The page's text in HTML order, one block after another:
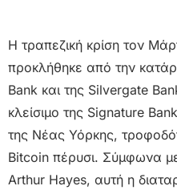
Η τραπεζική κρίση τον
προκλήθηκε από την
Bank και της Silvergate
κλείσιμο της Signature
της Νέας Υόρκης,
Bitcoin πέρυσι. Σύμφωνα
Arthur Hayes, αυτή η